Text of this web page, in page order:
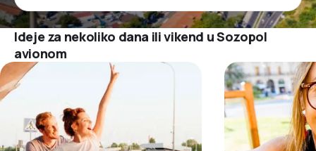
Ideje za nekoliko dana ili vikend u Sozopol
avionom